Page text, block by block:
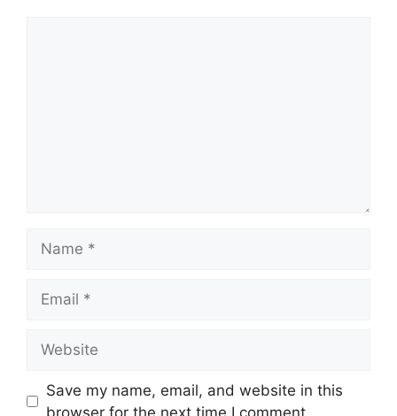
Save my name, email, and website in this
browser for the next time I comment.